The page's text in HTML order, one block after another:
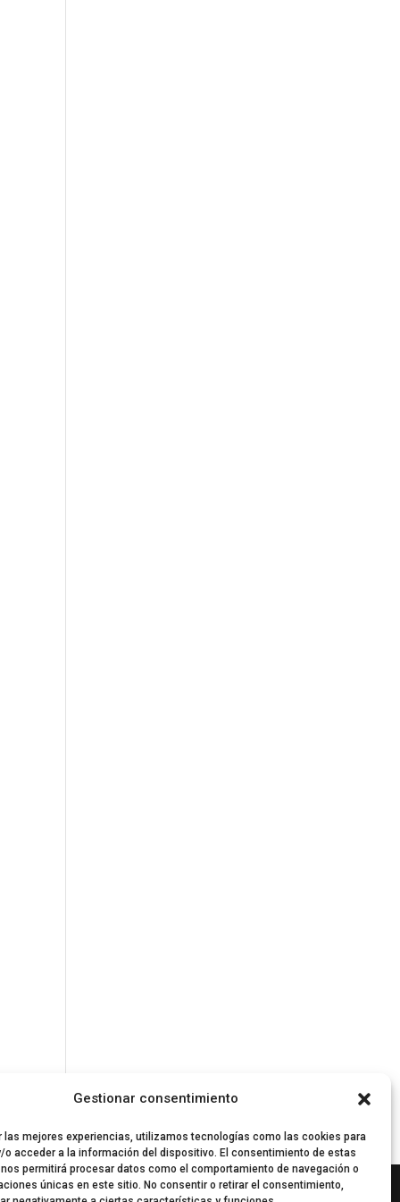
Gestionar consentimiento
las mejores experiencias, utilizamos tecnologías como las cookies para
o acceder a la información del dispositivo. El consentimiento de estas
permitirá procesar datos como el comportamiento de navegación o
únicas en este sitio. No consentir o retirar el consentimiento,